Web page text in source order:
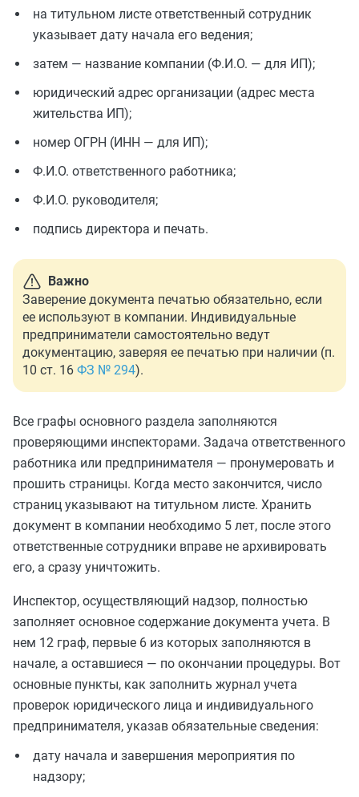
на титульном листе ответственный сотрудник
указывает дату начала его ведения;
затем — название компании (Ф.И.О. — для ИП);
юридический адрес организации (адрес места
жительства ИП);
номер ОГРН (ИНН — для ИП);
Ф.И.О. ответственного работника;
Ф.И.О. руководителя;
подпись директора и печать.
Важно
Заверение документа печатью обязательно, если
ее используют в компании. Индивидуальные
предприниматели самостоятельно ведут
документацию, заверяя ее печатью при наличии (п.
10 ст. 16 ФЗ № 294).
Все графы основного раздела заполняются
проверяющими инспекторами. Задача ответственного
работника или предпринимателя — пронумеровать и
прошить страницы. Когда место закончится, число
страниц указывают на титульном листе. Хранить
документ в компании необходимо 5 лет, после этого
ответственные сотрудники вправе не архивировать
его, а сразу уничтожить.
Инспектор, осуществляющий надзор, полностью
заполняет основное содержание документа учета. В
нем 12 граф, первые 6 из которых заполняются в
начале, а оставшиеся — по окончании процедуры. Вот
основные пункты, как заполнить журнал учета
проверок юридического лица и индивидуального
предпринимателя, указав обязательные сведения:
дату начала и завершения мероприятия по
надзору;